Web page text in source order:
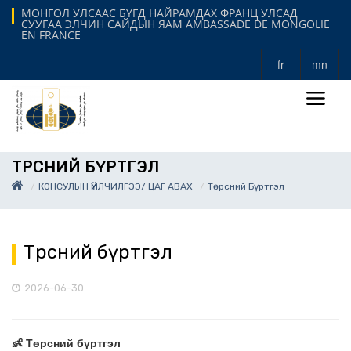
МОНГОЛ УЛСААС БҮГД НАЙРАМДАХ ФРАНЦ УЛСАД
СУУГАА ЭЛЧИН САЙДЫН ЯАМ AMBASSADE DE MONGOLIE
EN FRANCE
fr mn
ТӨРСНИЙ БҮРТГЭЛ
КОНСУЛЫН ҮЙЛЧИЛГЭЭ/ ЦАГ АВАХ Төрсний Бүртгэл
Төрсний бүртгэл
2026-06-30
👶 Төрсний бүртгэл